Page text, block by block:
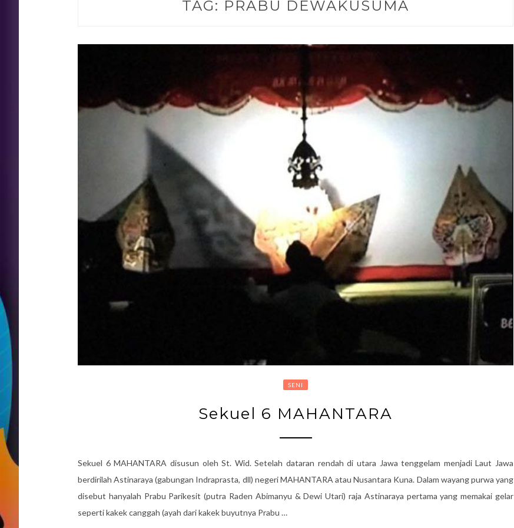
TAG: PRABU DEWAKUSUMA
SENI
Sekuel 6 MAHANTARA
Sekuel 6 MAHANTARA disusun oleh St. Wid. Setelah dataran rendah di utara Jawa tenggelam menjadi Laut Jawa
berdirilah Astinaraya (gabungan Indraprasta, dll) negeri MAHANTARA atau Nusantara Kuna. Dalam wayang purwa yang
disebut hanyalah Prabu Parikesit (putra Raden Abimanyu & Dewi Utari) raja Astinaraya pertama yang memakai gelar
seperti kakek canggah (ayah dari kakek buyutnya Prabu …